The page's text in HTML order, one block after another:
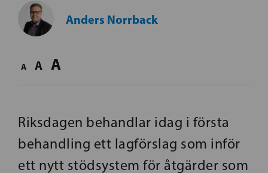
Anders Norrback
A A A
Riksdagen behandlar idag i första
behandling ett lagförslag som inför
ett nytt stödsystem för åtgärder som